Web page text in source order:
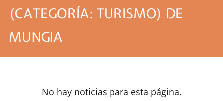
(CATEGORÍA: TURISMO) DE
MUNGIA
No hay noticias para esta página.